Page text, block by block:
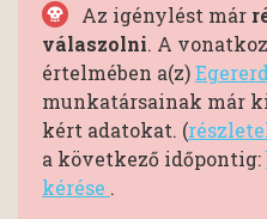
Az igénylést már
válaszolni. A
értelmében a(z)
munkatársainak már
kért adatokat. (
a következő időpontig:
kérése .